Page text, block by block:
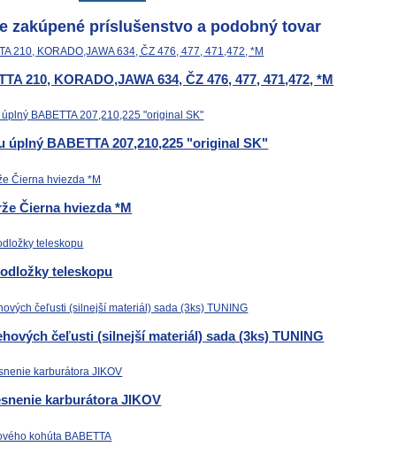
zakúpené príslušenstvo a podobný tovar
210, KORADO,JAWA 634, ČZ 476, 477, 471,472, *M
úplný BABETTA 207,210,225 "original SK"
Čierna hviezda *M
teleskopu
čeľusti (silnejší materiál) sada (3ks) TUNING
karburátora JIKOV